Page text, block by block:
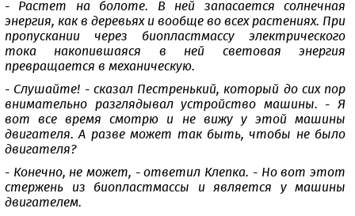
- Растет на болоте. В ней запасается солнечная
энергия, как в деревьях и вообще во всех растениях. При
пропускании через биопластмассу электрического
тока накопившаяся в ней световая энергия
превращается в механическую.
- Слушайте! - сказал Пестренький, который до сих пор
внимательно разглядывал устройство машины. - Я
вот все время смотрю и не вижу у этой машины
двигателя. А разве может так быть, чтобы не было
двигателя?
- Конечно, не может, - ответил Клепка. - Но вот этот
стержень из биопластмассы и является у машины
двигателем.